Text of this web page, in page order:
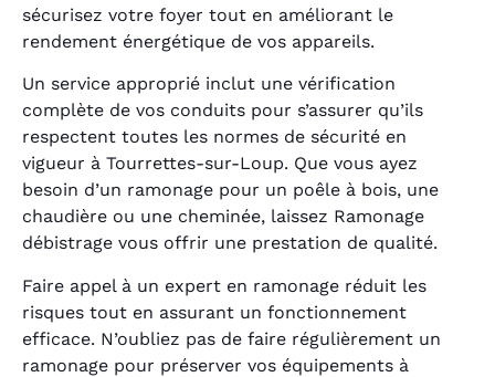
sécurisez votre foyer tout en améliorant le
rendement énergétique de vos appareils.
Un service approprié inclut une vérification
complète de vos conduits pour s’assurer qu’ils
respectent toutes les normes de sécurité en
vigueur à Tourrettes-sur-Loup. Que vous ayez
besoin d’un ramonage pour un poêle à bois, une
chaudière ou une cheminée, laissez Ramonage
débistrage vous offrir une prestation de qualité.
Faire appel à un expert en ramonage réduit les
risques tout en assurant un fonctionnement
efficace. N’oubliez pas de faire régulièrement un
ramonage pour préserver vos équipements à